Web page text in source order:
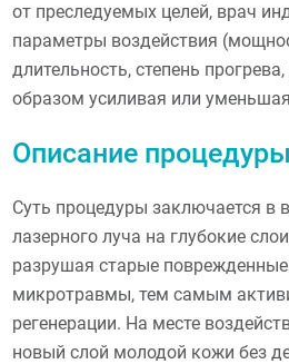
от преследуемых целей, врач
параметры воздействия
длительность, степень
образом усиливая или
Описание процедуры
Суть процедуры заключается в
лазерного луча на глубокие
разрушая старые поврежденные
микротравмы, тем самым
регенерации. На месте
новый слой молодой кожи без